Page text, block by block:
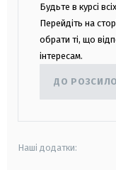
Будьте в курсі
Перейдіть на
обрати ті, що
інтересам.
ДО
Наші додатки: